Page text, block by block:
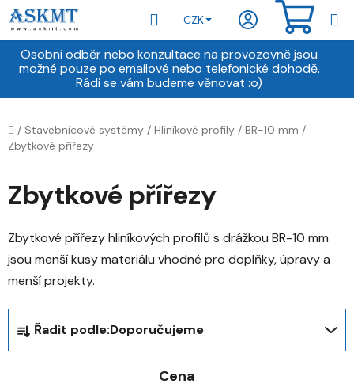
Přejít
na
obsah
Osobní odběr nebo konzultace na provozovně jsou
možné pouze po emailové nebo telefonické dohodě.
Rádi se vám budeme věnovat :o)
Hledat
CZK
Domů
/ Stavebnicové systémy / Hliníkové profily / BR-10 mm /
Zbytkové přířezy
Zbytkové přířezy
Zbytkové přířezy hliníkových profilů s drážkou BR-10 mm
jsou menší kusy materiálu vhodné pro doplňky, úpravy a
menší projekty.
a
z
Řadit podle:Doporučujeme
Cena